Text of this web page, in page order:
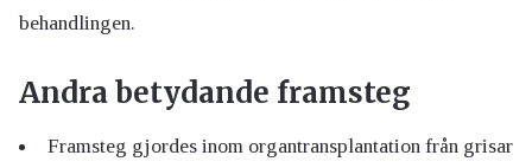
behandlingen.
Andra betydande framsteg
Framsteg gjordes inom organtransplantation från grisar